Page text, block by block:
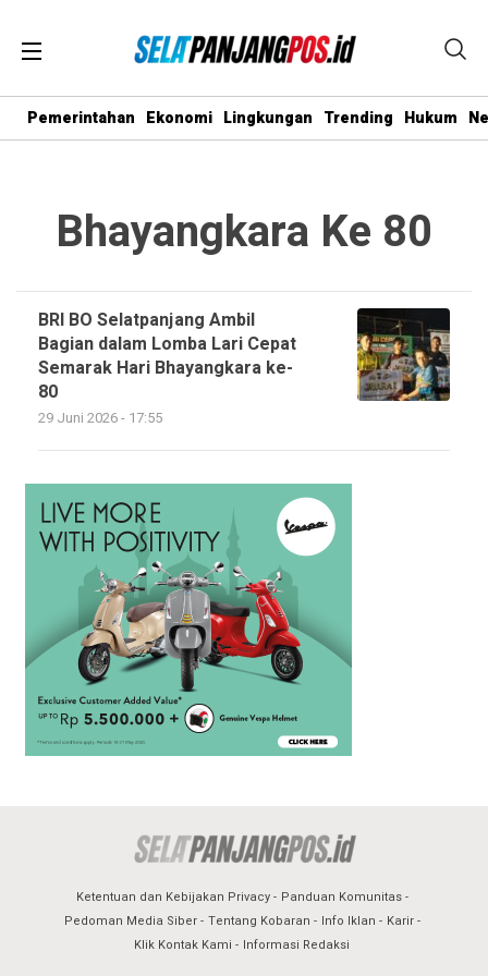
Pemerintahan Ekonomi Lingkungan Trending Hukum
Bhayangkara Ke 80
BRI BO Selatpanjang Ambil
Bagian dalam Lomba Lari Cepat
Semarak Hari Bhayangkara ke-
80
29 Juni 2026 - 17:55
Ketentuan dan Kebijakan Privacy
Panduan Komunitas
Pedoman Media Siber
Tentang Kobaran Info Iklan
Karir
Klik Kontak Kami
Informasi Redaksi